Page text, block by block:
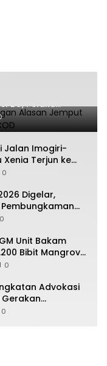
dengan
Pelaku
Jalan Imogiri-
Terjun ke
0
Digelar,
0
Unit Bakam
Bibit Mangrove
0
Advokasi
DIY
0